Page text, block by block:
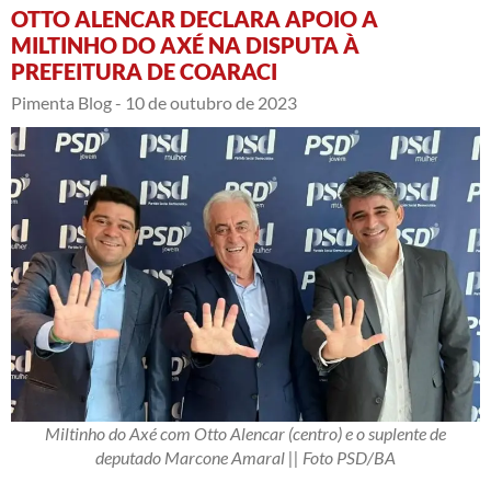
OTTO ALENCAR DECLARA APOIO A
MILTINHO DO AXÉ NA DISPUTA À
PREFEITURA DE COARACI
Pimenta Blog - 10 de outubro de 2023
Miltinho do Axé com Otto Alencar (centro) e o suplente de
deputado Marcone Amaral || Foto PSD/BA